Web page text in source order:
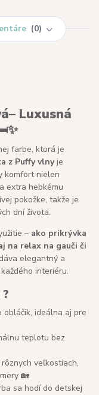
0
Luxusná
farbe, ktorá je
z Puffy vlnyje
komfort nielen
extra hebkému
pokožke, takže je
dní života.
– ako prikrývka
na relax na gauči či
elegantný a
interiéru.
obláčik, ideálna aj pre
teplotu bez
veľkostiach,
🏡
sa hodí do detskej